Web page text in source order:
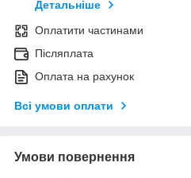
Детальніше
Оплатити частинами
Післяплата
Оплата на рахунок
Всі умови оплати
Умови повернення